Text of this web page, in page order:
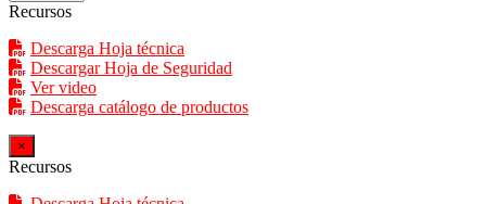
Recursos
Descarga Hoja técnica
Descargar Hoja de Seguridad
Ver video
Descarga catálogo de productos
×
Recursos